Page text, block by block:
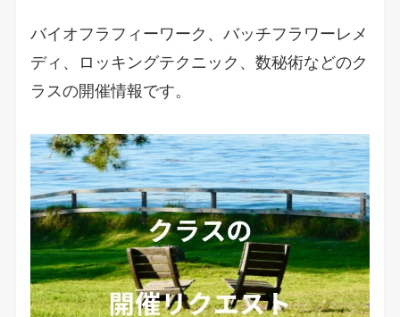
バイオフラフィーワーク、バッチフラワーレメ
ディ、ロッキングテクニック、数秘術などのク
ラスの開催情報です。